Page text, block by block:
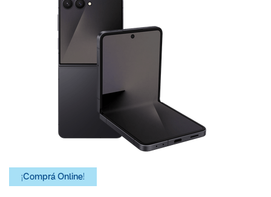
¡Comprá Online!